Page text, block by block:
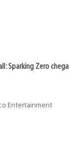
Sparking Zero chega
Entertainment